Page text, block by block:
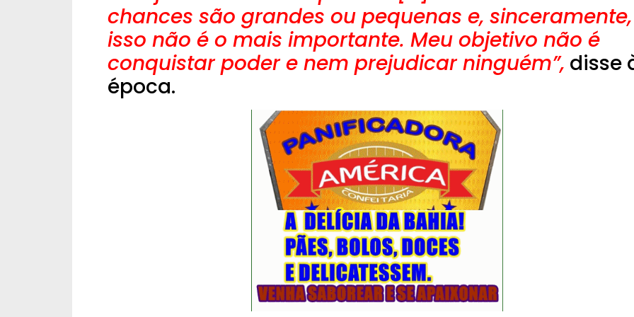
chances são grandes ou pequenas e, sinceramente,
isso não é o mais importante. Meu objetivo não é
conquistar poder e nem prejudicar ninguém”, disse
época.